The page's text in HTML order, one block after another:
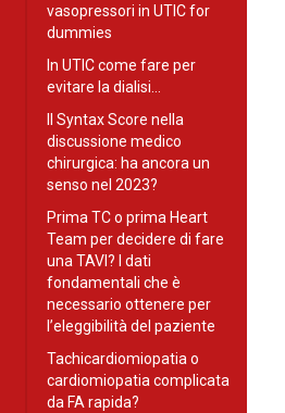
vasopressori in UTIC for
dummies
In UTIC come fare per
evitare la dialisi…
Il Syntax Score nella
discussione medico
chirurgica: ha ancora un
senso nel 2023?
Prima TC o prima Heart
Team per decidere di fare
una TAVI? I dati
fondamentali che è
necessario ottenere per
l’eleggibilità del paziente
Tachicardiomiopatia o
cardiomiopatia complicata
da FA rapida?